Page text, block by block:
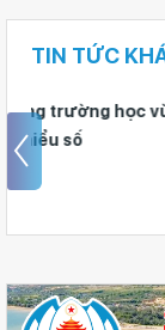
TIN TỨC